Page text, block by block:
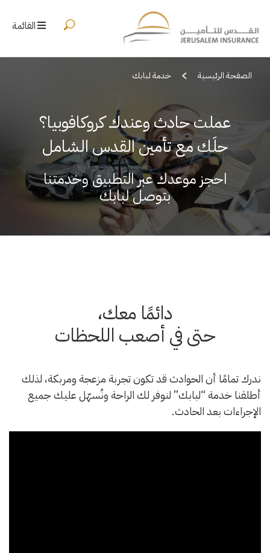
القائمة
الصفحة الرئيسية خدمة لبابك
عملت حادث وعندك كروكافوبيا؟
حلَك مع تأمين القدس الشامل
احجز موعدك عبر التطبيقوخدمتنا
بتوصل لبابك
دائمًا معك،
حتى في أصعب اللحظات
ندرك تمامًا أن الحوادث قد تكون تجربة مزعجة ومربكة، لذلك
أطلقنا خدمة “لبابك” لنوفر لك الراحة ونُسهّل عليك جميع
الإجراءات بعد الحادث.